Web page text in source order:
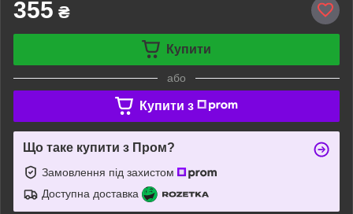
355 ₴
Купити
або
Купити з
Що таке купити з Пром?
Замовлення під захистом
Доступна доставка